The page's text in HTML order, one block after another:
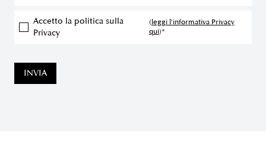
Accetto la politica sulla
Privacy
(leggi l'informativa Privacy
qui)*
INVIA